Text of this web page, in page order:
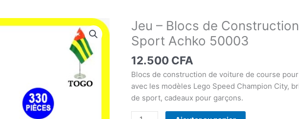
Jeu – Blocs de
Sport Achko 50003
12.500 CFA
Blocs de construction de voiture de course
avec les modèles Lego Speed Champion City,
de sport, cadeaux pour garçons.
quantité
de
Jeu
-
Blocs
Construction
Voiture